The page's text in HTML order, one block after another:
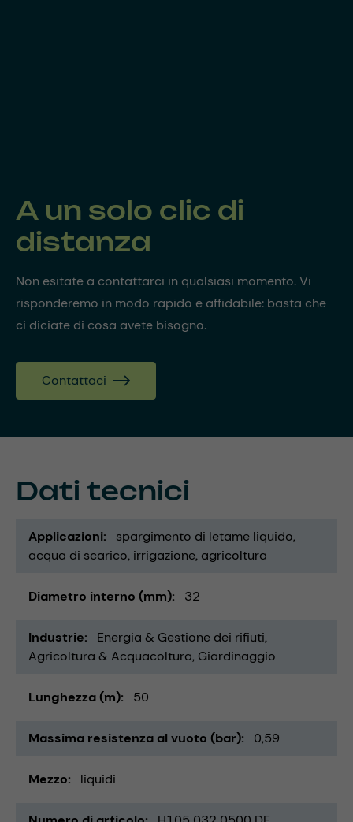
A un solo clic di
distanza
Non esitate a contattarci in qualsiasi momento. Vi
risponderemo in modo rapido e affidabile: basta che
ci diciate di cosa avete bisogno.
Contattaci
Dati tecnici
Applicazioni
spargimento di letame liquido
acqua di scarico irrigazione agricoltura
Diametro interno (mm) 32
Industrie
Energia & Gestione dei rifiuti
Agricoltura & Acquacoltura Giardinaggio
Lunghezza (m) 50
Massima resistenza al vuoto (bar) 0,59
Mezzo liquidi